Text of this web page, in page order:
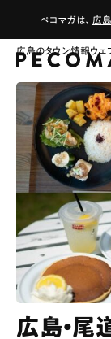
ペコマガは、 広
広島のタウン情報ウ
広島・尾